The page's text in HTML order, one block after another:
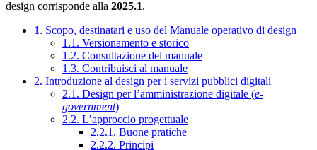
design corrisponde alla 2025.1.
1. Scopo, destinatari e uso del Manuale operativo di design
1.1. Versionamento e storico
1.2. Consultazione del manuale
1.3. Contribuisci al manuale
2. Introduzione al design per i servizi pubblici digitali
2.1. Design per l’amministrazione digitale (e-
government)
2.2. L’approccio progettuale
2.2.1. Buone pratiche
2.2.2. Principi